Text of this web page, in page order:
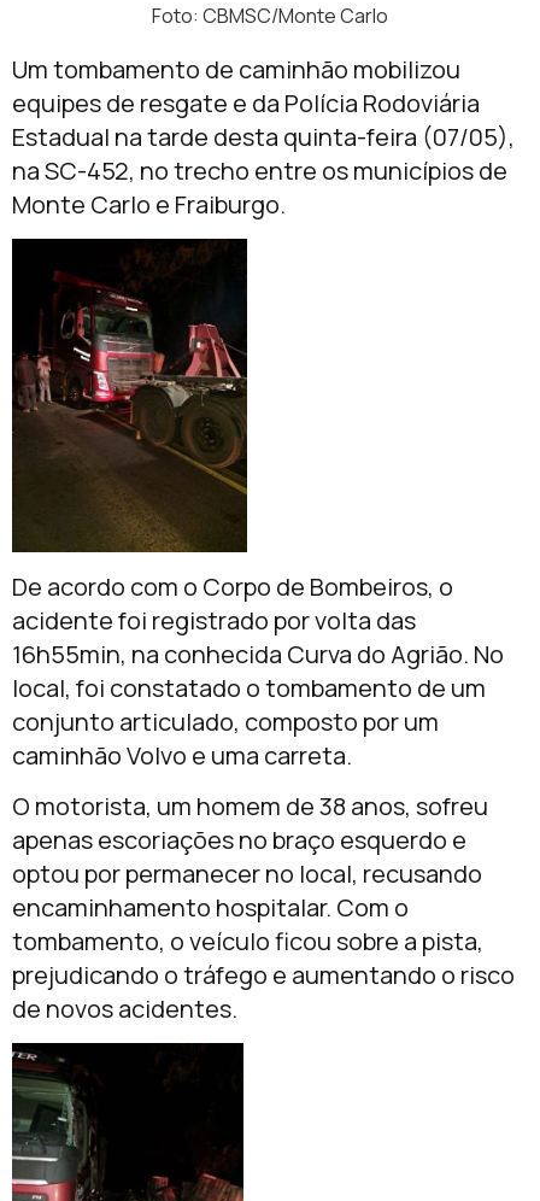
Foto: CBMSC/Monte Carlo
Um tombamento de caminhão mobilizou
equipes de resgate e da Polícia Rodoviária
Estadual na tarde desta quinta-feira (07/05),
na SC-452, no trecho entre os municípios de
Monte Carlo e Fraiburgo.
De acordo com o Corpo de Bombeiros, o
acidente foi registrado por volta das
16h55min, na conhecida Curva do Agrião. No
local, foi constatado o tombamento de um
conjunto articulado, composto por um
caminhão Volvo e uma carreta.
O motorista, um homem de 38 anos, sofreu
apenas escoriações no braço esquerdo e
optou por permanecer no local, recusando
encaminhamento hospitalar. Com o
tombamento, o veículo ficou sobre a pista,
prejudicando o tráfego e aumentando o risco
de novos acidentes.